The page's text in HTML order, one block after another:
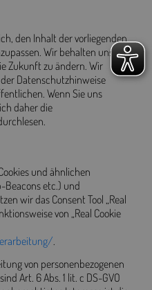
den Inhalt der vorliegenden
Wir behalten uns
Zukunft zu ändern. Wir
Datenschutzhinweise
Wenn Sie uns
daher die
und ähnlichen
Beacons etc.) und
wir das Consent Tool „Real
von „Real Cookie
.
von personenbezogenen
Art. 6 Abs. 1 lit. c DS-GVO